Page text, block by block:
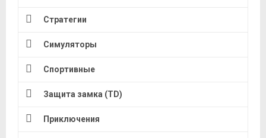
Стратегии
Симуляторы
Спортивные
Защита замка (TD)
Приключения